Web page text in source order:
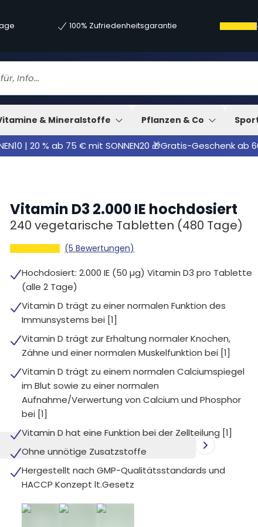
100% Zufriedenheitsgarantie
& Mineralstoffe Pflanzen & Co
| 20 % ab 75 € mit SONNEN20 🎁Gratis-Geschenk
Vitamin D3 2.000 IE hochdosiert
240 vegetarische Tabletten (480 Tage)
(5 Bewertungen)
Hochdosiert: 2.000 IE (50 µg) Vitamin D3 pro Tablette
(alle 2 Tage)
Vitamin D trägt zu einer normalen Funktion des
Immunsystems bei [1]
Vitamin D trägt zur Erhaltung normaler Knochen,
Zähne und einer normalen Muskelfunktion bei [1]
Vitamin D trägt zu einem normalen Calciumspiegel
im Blut sowie zu einer normalen
Aufnahme/Verwertung von Calcium und Phosphor
bei [1]
Vitamin D hat eine Funktion bei der Zellteilung [1]
Ohne unnötige Zusatzstoffe
Hergestellt nach GMP-Qualitätsstandards und
HACCP Konzept lt.Gesetz